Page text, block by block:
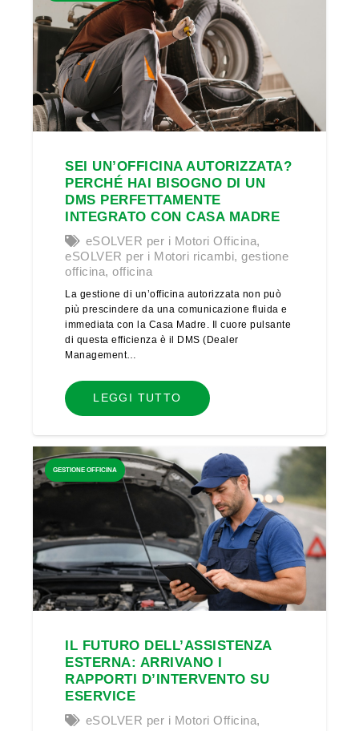
SEI UN’OFFICINA AUTORIZZATA?
PERCHÉ HAI BISOGNO DI UN
DMS PERFETTAMENTE
INTEGRATO CON CASA MADRE
eSOLVER per i Motori Officina,
eSOLVER per i Motori ricambi,gestione
officina,officina
La gestione di un’officina autorizzata non può
più prescindere da una comunicazione fluida e
immediata con la Casa Madre. Il cuore pulsante
di questa efficienza è il DMS (Dealer
Management…
LEGGI TUTTO
GESTIONE OFFICINA
IL FUTURO DELL’ASSISTENZA
ESTERNA: ARRIVANO I
RAPPORTI D’INTERVENTO SU
ESERVICE
eSOLVER per i Motori Officina,